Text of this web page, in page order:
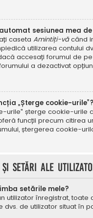
sesiunea mea
caseta Amintiți-văcând
utilizarea contului
accesați forumul de
a dezactivat
„Șterge cookie-urile”?
urile" șterge cookie-urile
funcții precum citirea
ștergerea cookie-
și setări ale
setările mele?
utilizator înregistrat,
dvs. de utilizator situat în